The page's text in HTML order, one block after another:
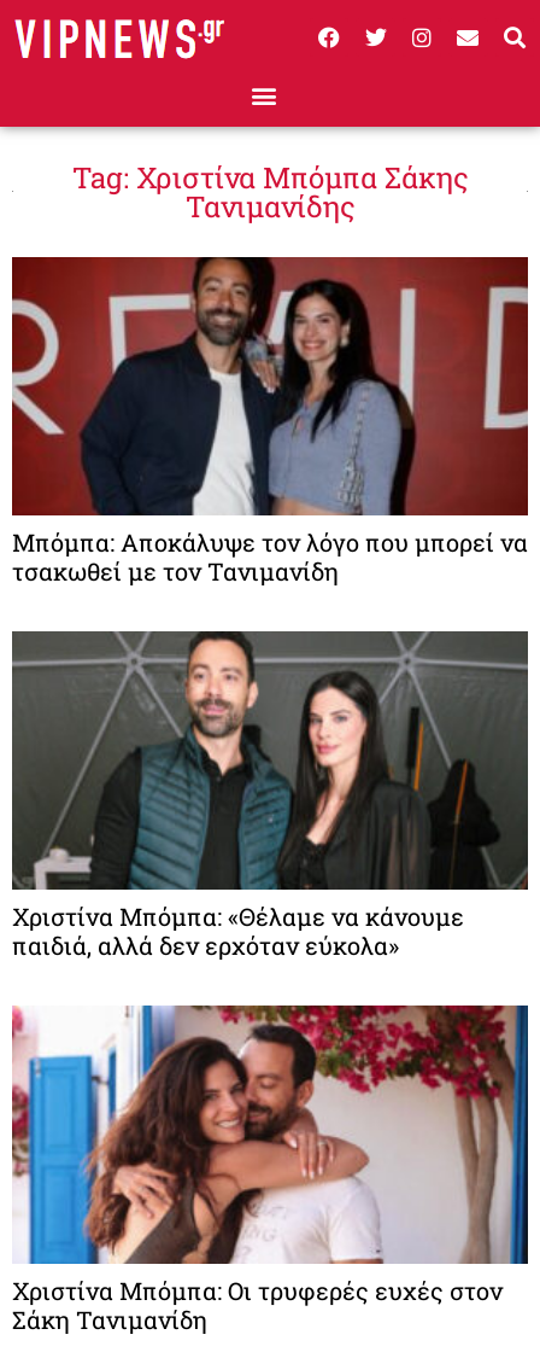
Tag: Χριστίνα Μπόμπα Σάκης
Τανιμανίδης
Μπόμπα: Αποκάλυψε τον λόγο που μπορεί να
τσακωθεί με τον Τανιμανίδη
Χριστίνα Μπόμπα: «Θέλαμε να κάνουμε
παιδιά, αλλά δεν ερχόταν εύκολα»
Χριστίνα Μπόμπα: Οι τρυφερές ευχές στον
Σάκη Τανιμανίδη